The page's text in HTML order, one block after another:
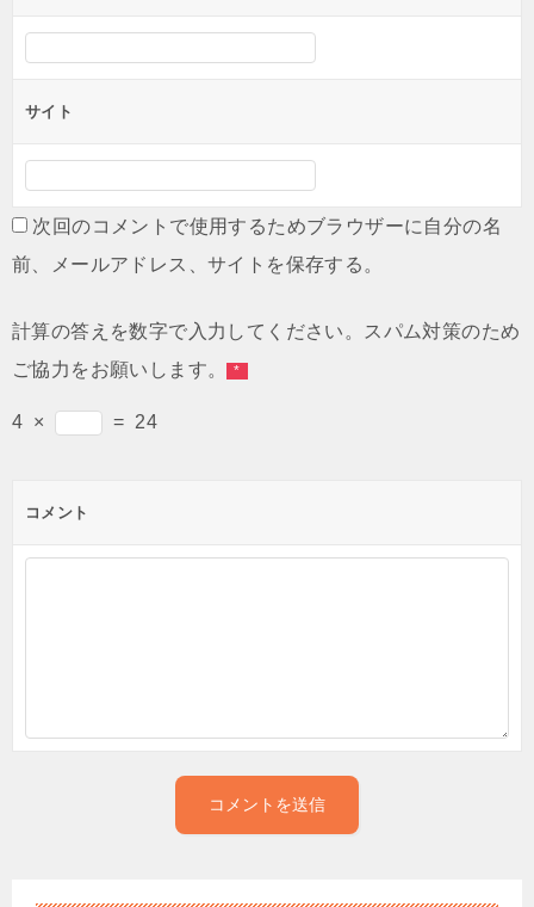
サイト
次回のコメントで使用するためブラウザーに自分の名
前、メールアドレス、サイトを保存する。
計算の答えを数字で入力してください。スパム対策のため
ご協力をお願いします。 *
4 × = 24
コメント